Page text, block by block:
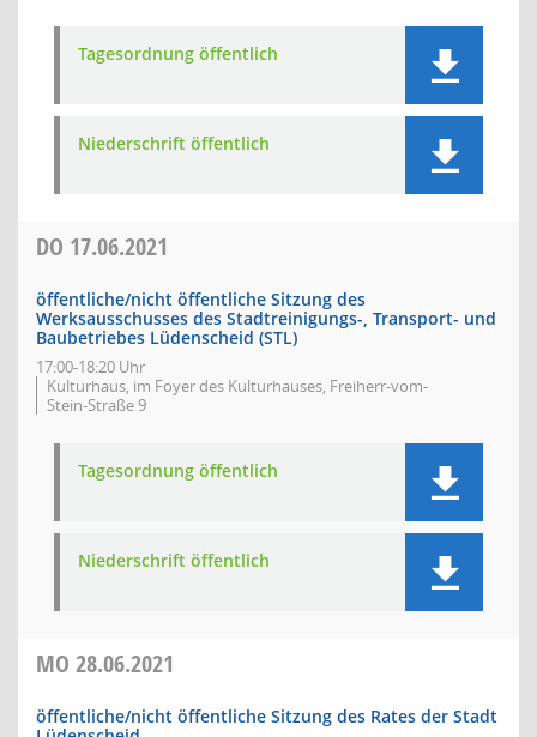
Tagesordnung öffentlich
Niederschrift öffentlich
DO 17.06.2021
öffentliche/nicht öffentliche Sitzung des
Werksausschusses des Stadtreinigungs-, Transport- und
Baubetriebes Lüdenscheid (STL)
17:00-18:20 Uhr
Kulturhaus, im Foyer des Kulturhauses, Freiherr-vom-
Stein-Straße 9
Tagesordnung öffentlich
Niederschrift öffentlich
MO 28.06.2021
öffentliche/nicht öffentliche Sitzung des Rates der Stadt